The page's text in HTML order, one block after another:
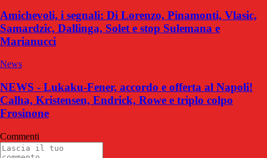
Amichevoli, i segnali: Di Lorenzo, Pinamonti, Vlasic,
Samardzic, Dallinga, Solet e stop Sulemana e
Marianucci
News
NEWS - Lukaku-Fener, accordo e offerta al Napoli!
Calha, Kristensen, Endrick, Rowe e triplo colpo
Frosinone
Commenti